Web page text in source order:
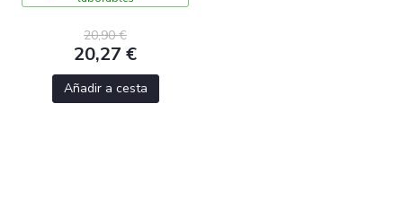
20,90 €
20,27 €
Añadir a cesta